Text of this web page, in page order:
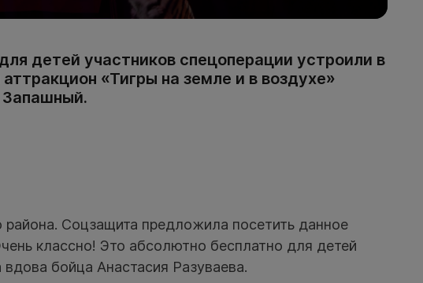
детей участников спецоперации устроили в
«Тигры на земле и в воздухе»
Запашный.
Соцзащита предложила посетить данное
классно! Это абсолютно бесплатно для детей
бойца Анастасия Разуваева.